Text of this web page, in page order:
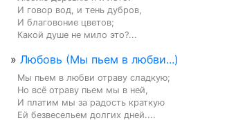
И говор вод, и тень дубров,
И благовоние цветов;
Какой душе не мило это?...
» Любовь (Мы пьем в любви...)
Мы пьем в любви отраву сладкую;
Но всё отраву пьем мы в ней,
И платим мы за радость краткую
Ей безвесельем долгих дней....